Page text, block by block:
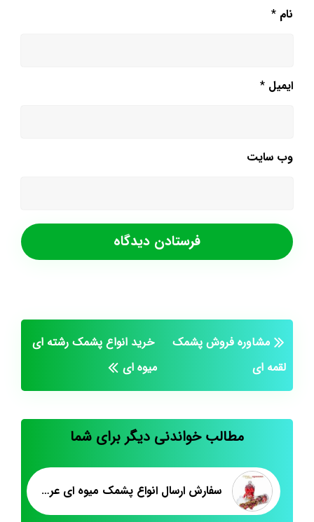
نام *
ایمیل *
وب‌ سایت
مشاوره فروش پشمک
لقمه ای
خرید انواع پشمک رشته ای
میوه ای
مطالب خواندنی دیگر برای شما
سفارش ارسال انواع پشمک میوه ای عروسکی